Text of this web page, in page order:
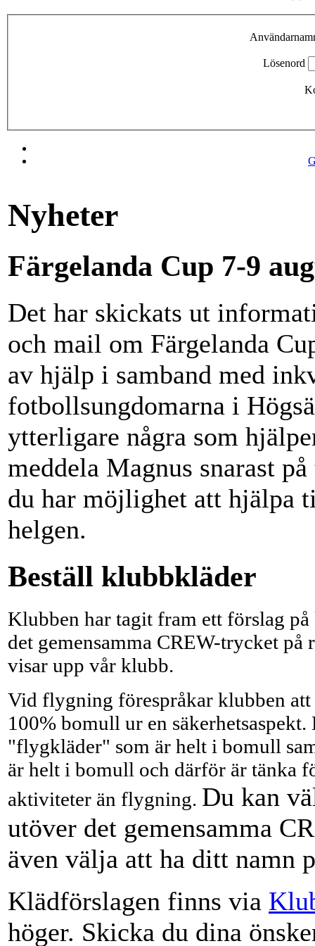
Lösenord
Nyheter
Färgelanda Cup 7-9
Det har skickats ut
och mail om Färgelanda
av hjälp i samband med
fotbollsungdomarna i
ytterligare några som
meddela Magnus snarast
du har möjlighet att hjälpa
helgen.
Beställ klubbkläder
Klubben har tagit fram ett förslag
det gemensamma CREW-trycket
visar upp vår klubb.
Vid flygning förespråkar klubben
100% bomull ur en
"flygkläder" som är helt i bomull
är helt i bomull och därför är tänka
aktiviteter än flygning. Du kan
utöver det gemensamma
även välja att ha ditt namn
Klädförslagen finns via
höger. Skicka du dina